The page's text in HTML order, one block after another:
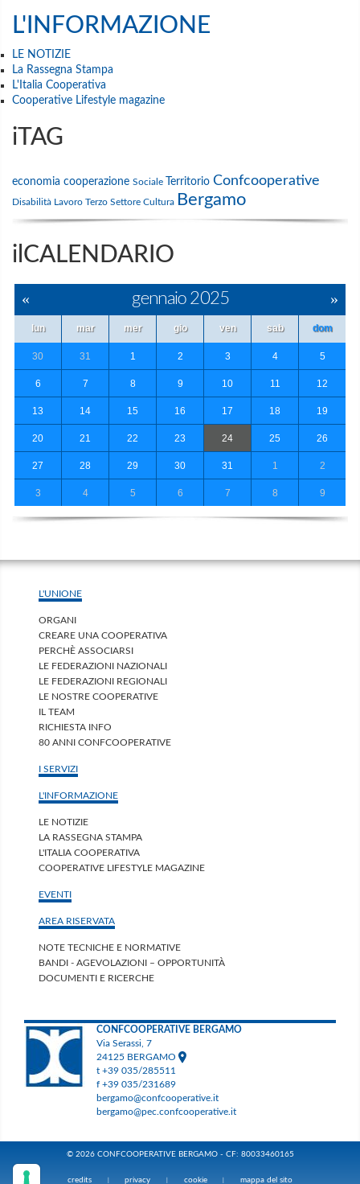
L'INFORMAZIONE
LE NOTIZIE
La Rassegna Stampa
L'Italia Cooperativa
Cooperative Lifestyle magazine
iTAG
economia cooperazione Sociale Territorio Confcooperative
Disabilità Lavoro Terzo Settore Cultura Bergamo
ilCALENDARIO
« gennaio 2025 »
lun mar mer gio ven sab dom
30 31 1 2 3 4 5
6 7 8 9 10 11 12
13 14 15 16 17 18 19
20 21 22 23 24 25 26
27 28 29 30 31 1 2
3 4 5 6 7 8 9
L'UNIONE
ORGANI
CREARE UNA COOPERATIVA
PERCHÈ ASSOCIARSI
LE FEDERAZIONI NAZIONALI
LE FEDERAZIONI REGIONALI
LE NOSTRE COOPERATIVE
IL TEAM
RICHIESTA INFO
80 ANNI CONFCOOPERATIVE
I SERVIZI
L'INFORMAZIONE
LE NOTIZIE
LA RASSEGNA STAMPA
L'ITALIA COOPERATIVA
COOPERATIVE LIFESTYLE MAGAZINE
EVENTI
AREA RISERVATA
NOTE TECNICHE E NORMATIVE
BANDI - AGEVOLAZIONI – OPPORTUNITÀ
DOCUMENTI E RICERCHE
CONFCOOPERATIVE BERGAMO
Via Serassi, 7
24125 BERGAMO
t +39 035/285511
f +39 035/231689
bergamo@confcooperative.it
bergamo@pec.confcooperative.it
© 2026 CONFCOOPERATIVE BERGAMO - CF: 80033460165
credits privacy cookie mappa del sito